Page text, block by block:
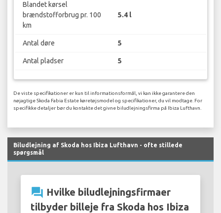
Blandet kørsel
brændstofforbrug pr. 100
km
5.4 l
Antal døre 5
Antal pladser 5
De viste specifikationer er kun til informationsformål, vi kan ikke garantere den
nøjagtige Skoda Fabia Estate køretøjsmodel og specifikationer, du vil modtage. For
specifikke detaljer bør du kontakte det givne biludlejningsfirma på Ibiza Lufthavn.
Biludlejning af Skoda hos Ibiza Lufthavn - ofte stillede
spørgsmål
question_answer Hvilke biludlejningsfirmaer
tilbyder billeje fra Skoda hos Ibiza